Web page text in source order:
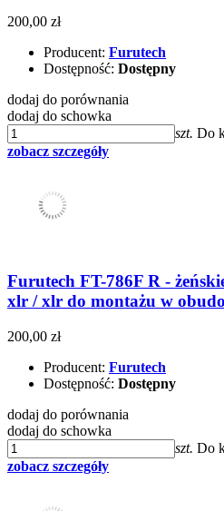
200,00 zł
Producent: Furutech
Dostępność: Dostępny
dodaj do porównania
dodaj do schowka
szt. Do
zobacz szczegóły
Furutech FT-786F R -
xlr / xlr do montażu w
200,00 zł
Producent: Furutech
Dostępność: Dostępny
dodaj do porównania
dodaj do schowka
szt. Do
zobacz szczegóły